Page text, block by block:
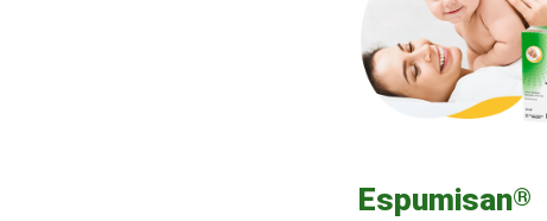
Espumisan®